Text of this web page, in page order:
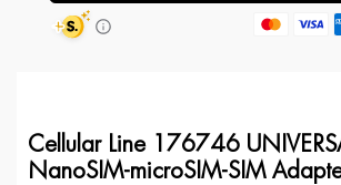
Cellular Line 176746
NanoSIM-microSIM-SIM